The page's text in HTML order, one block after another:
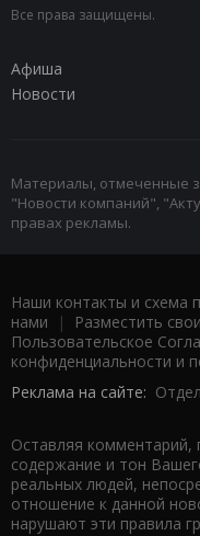
Все права защищены.
Афиша
Новости
Материалы, отмеченные
"Новости компаний",
правах рекламы.
Наши контакты и схема
нами | Разместить
Пользовательское
конфиденциальности и
Реклама на сайте:
Оставляя
содержание и тон
реальных людей,
отношение к данной
нарушают эти правила